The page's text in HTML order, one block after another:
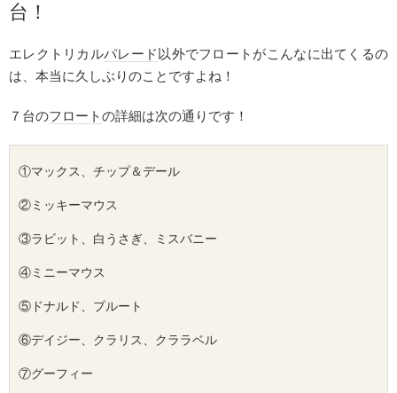
台！
エレクトリカルパレード以外でフロートがこんなに出てくるの
は、本当に久しぶりのことですよね！
７台のフロートの詳細は次の通りです！
①マックス、 チップ＆デール
②ミッキーマウス
③ラビット 、白うさぎ、ミスバニー
④ミニーマウス
⑤ ドナルド、プルート
⑥デイジー、クラリス、クララベル
⑦グーフィー